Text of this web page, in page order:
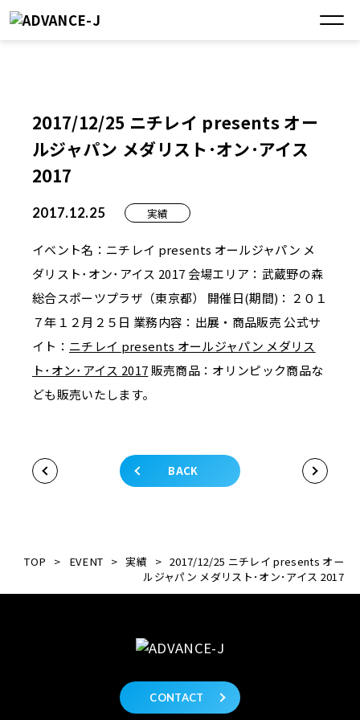
2017/12/25 ニチレイ presents オー
ルジャパン メダリスト･オン･アイス
2017
2017.12.25 実績
イベント名：ニチレイ presents オールジャパン メ
ダリスト･オン･アイス 2017 会場エリア：武蔵野の森
総合スポーツプラザ（東京都） 開催日(期間)：２０１
７年１２月２５日 業務内容：出展・商品販売 公式サ
イト： ニチレイ presents オールジャパン メダリス
ト･オン･アイス 2017販売商品：オリンピック商品な
ども販売いたします。
BACK
TOP > EVENT > 実績 > 2017/12/25 ニチレイ presents オー
ルジャパン メダリスト･オン･アイス 2017
CONTACT